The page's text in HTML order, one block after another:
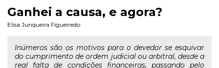
Ganhei a causa, e agora?
Elisa Junqueira Figueiredo
Inúmeros são os motivos para o devedor se esquivar
do cumprimento de ordem judicial ou arbitral, desde a
real falta de condições financeiras, passando pelo